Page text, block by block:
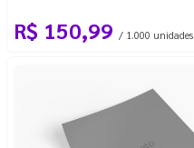
R$ 150,99 / 1.000 unidades